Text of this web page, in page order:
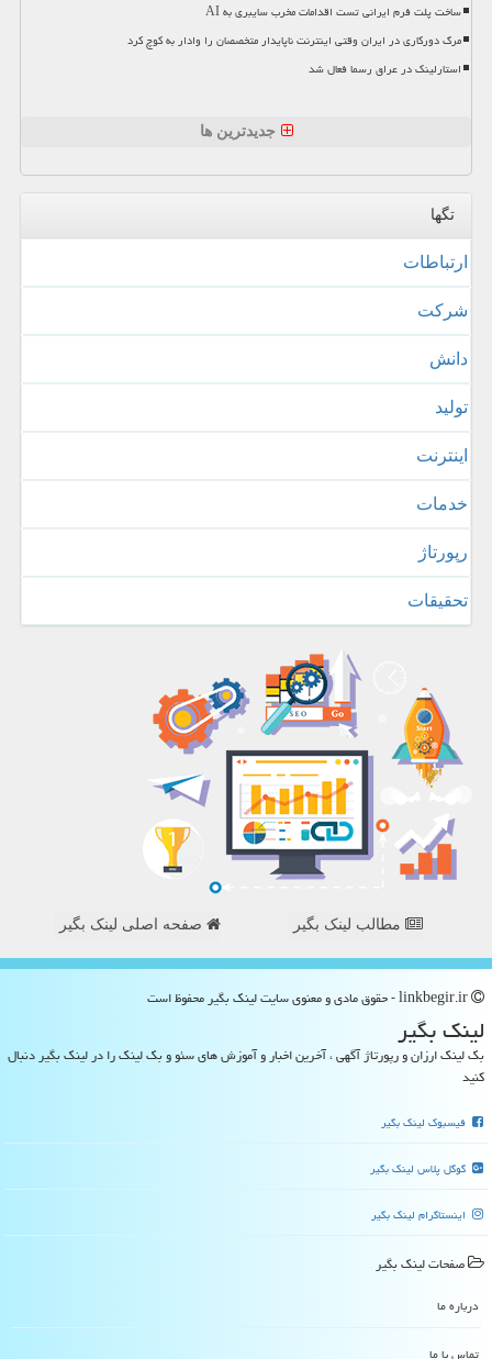
ساخت پلت فرم ایرانی تست اقدامات مخرب سایبری به AI
مرگ دورکاری در ایران وقتی اینترنت ناپایدار متخصصان را وادار به کوچ کرد
استارلینک در عراق رسما فعال شد
جدیدترین ها
تگها
ارتباطات
شركت
دانش
تولید
اینترنت
خدمات
رپورتاژ
تحقیقات
مطالب لینک بگیر صفحه اصلی لینک بگیر
لینك بگیر
بک لینک ارزان و رپورتاژ آگهی ، آخرین اخبار و آموزش های سئو و بک لینک را در لینک بگیر دنبال
کنید
فیسبوک لینک بگیر
گوگل پلاس لینک بگیر
اینستاگرام لینک بگیر
صفحات لینك بگیر
درباره ما
تماس با ما